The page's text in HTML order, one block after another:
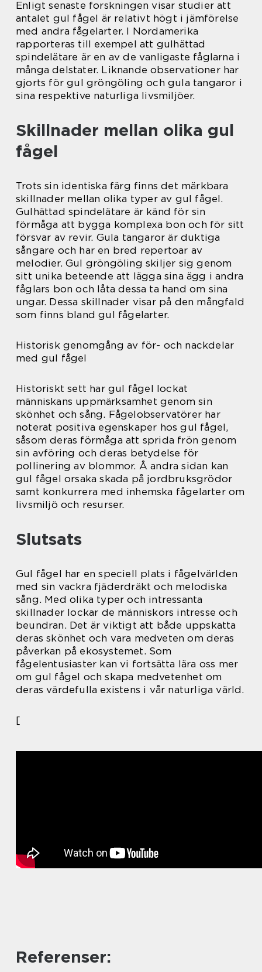
Enligt senaste forskningen visar studier att
antalet gul fågel är relativt högt i jämförelse
med andra fågelarter. I Nordamerika
rapporteras till exempel att gulhättad
spindelätare är en av de vanligaste fåglarna i
många delstater. Liknande observationer har
gjorts för gul gröngöling och gula tangaror i
sina respektive naturliga livsmiljöer.
Skillnader mellan olika gul
fågel
Trots sin identiska färg finns det märkbara
skillnader mellan olika typer av gul fågel.
Gulhättad spindelätare är känd för sin
förmåga att bygga komplexa bon och för sitt
försvar av revir. Gula tangaror är duktiga
sångare och har en bred repertoar av
melodier. Gul gröngöling skiljer sig genom
sitt unika beteende att lägga sina ägg i andra
fåglars bon och låta dessa ta hand om sina
ungar. Dessa skillnader visar på den mångfald
som finns bland gul fågelarter.
Historisk genomgång av för- och nackdelar
med gul fågel
Historiskt sett har gul fågel lockat
människans uppmärksamhet genom sin
skönhet och sång. Fågelobservatörer har
noterat positiva egenskaper hos gul fågel,
såsom deras förmåga att sprida frön genom
sin avföring och deras betydelse för
pollinering av blommor. Å andra sidan kan
gul fågel orsaka skada på jordbruksgrödor
samt konkurrera med inhemska fågelarter om
livsmiljö och resurser.
Slutsats
Gul fågel har en speciell plats i fågelvärlden
med sin vackra fjäderdräkt och melodiska
sång. Med olika typer och intressanta
skillnader lockar de människors intresse och
beundran. Det är viktigt att både uppskatta
deras skönhet och vara medveten om deras
påverkan på ekosystemet. Som
fågelentusiaster kan vi fortsätta lära oss mer
om gul fågel och skapa medvetenhet om
deras värdefulla existens i vår naturliga värld.
[
Referenser: